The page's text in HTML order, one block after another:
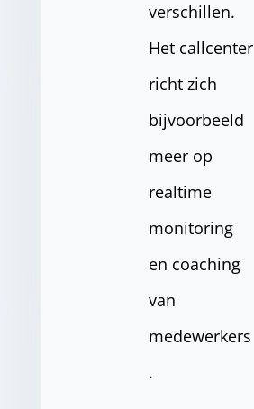
verschillen.
Het callcenter
richt zich
bijvoorbeeld
meer op
realtime
monitoring
en coaching
van
medewerkers
.